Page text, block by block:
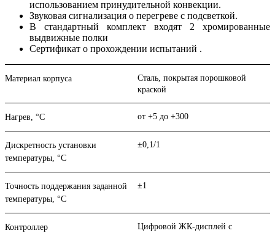
использованием принудительной конвекции.
Звуковая сигнализация о перегреве с подсветкой.
В стандартный комплект входят 2 хромированные
выдвижные полки
Сертификат о прохождении испытаний .
Материал корпуса
Сталь, покрытая порошковой
краской
Нагрев, °С от +5 до +300
Дискретность установки
температуры, °С
±0,1/1
Точность поддержания заданной
температуры, °С
±1
Контроллер
Цифровой ЖК-дисплей с